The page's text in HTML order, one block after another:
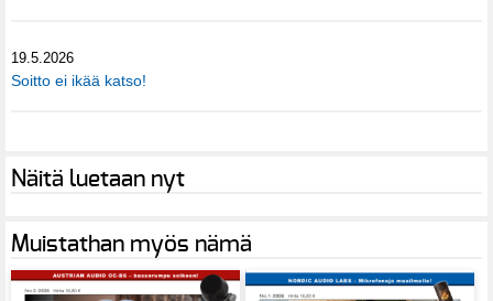
19.5.2026
Soitto ei ikää katso!
Näitä luetaan nyt
Muistathan myös nämä